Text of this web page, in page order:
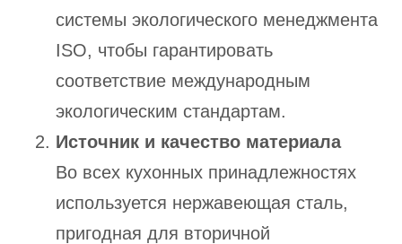
системы экологического менеджмента
ISO, чтобы гарантировать
соответствие международным
экологическим стандартам.
Источник и качество материала
Во всех кухонных принадлежностях
используется нержавеющая сталь,
пригодная для вторичной